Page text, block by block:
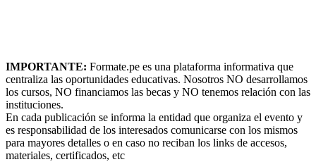
IMPORTANTE: Formate.pe es una plataforma informativa que
centraliza las oportunidades educativas. Nosotros NO desarrollamos
los cursos, NO financiamos las becas y NO tenemos relación con las
instituciones.
En cada publicación se informa la entidad que organiza el evento y
es responsabilidad de los interesados comunicarse con los mismos
para mayores detalles o en caso no reciban los links de accesos,
materiales, certificados, etc